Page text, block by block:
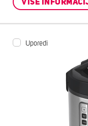
VIŠE
Uporedi